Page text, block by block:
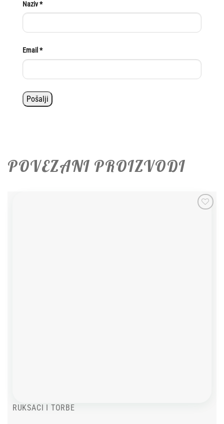
Naziv*
Email*
POVEZANI PROIZVODI
RUKSACI I TORBE